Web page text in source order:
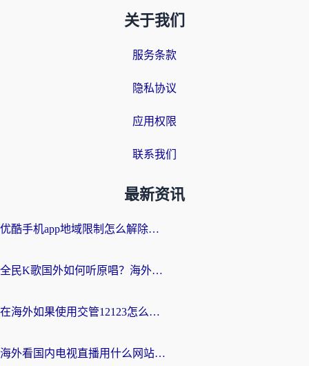
关于我们
服务条款
隐私协议
应用权限
联系我们
最新资讯
优酷手机app地域限制怎么解除？海外党亲测有效的追剧方案
全民K歌国外如何听原唱？海外党亲测有效的回国加速器选择指南
在海外如果使用交管12123怎么处理？留学生亲测有效的回国加速方案
海外看国内电视直播用什么网站比较好？一篇解决你所有追剧难题的实用指南